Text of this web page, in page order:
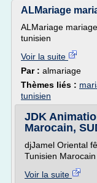
ALMariage
ALMariage
tunisien
Voir la suite
Par : almariage
Thèmes liés :
tunisien
JDK
Marocain,
djJamel Oriental
Tunisien Marocain
Voir la suite